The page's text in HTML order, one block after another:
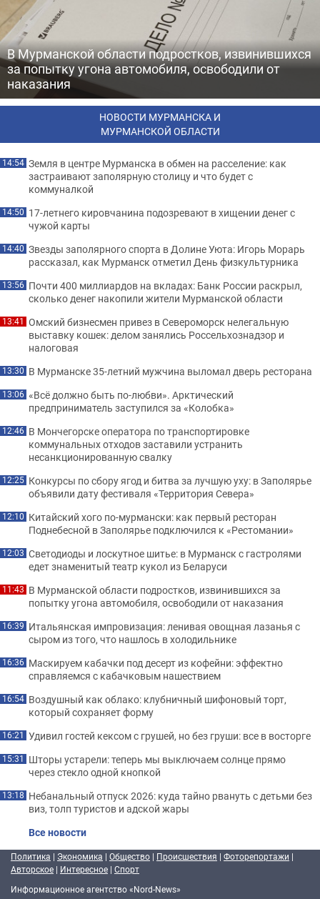
В Мурманской области подростков, извинившихся
за попытку угона автомобиля, освободили от
наказания
НОВОСТИ МУРМАНСКА И
МУРМАНСКОЙ ОБЛАСТИ
14:54 Земля в центре Мурманска в обмен на расселение: как
застраивают заполярную столицу и что будет с
коммуналкой
14:50 17-летнего кировчанина подозревают в хищении денег с
чужой карты
14:40 Звезды заполярного спорта в Долине Уюта: Игорь Морарь
рассказал, как Мурманск отметил День физкультурника
13:56 Почти 400 миллиардов на вкладах: Банк России раскрыл,
сколько денег накопили жители Мурманской области
13:41 Омский бизнесмен привез в Североморск нелегальную
выставку кошек: делом занялись Россельхознадзор и
налоговая
13:30 В Мурманске 35-летний мужчина выломал дверь ресторана
13:06 «Всё должно быть по-любви». Арктический
предприниматель заступился за «Колобка»
12:46 В Мончегорске оператора по транспортировке
коммунальных отходов заставили устранить
несанкционированную свалку
12:25 Конкурсы по сбору ягод и битва за лучшую уху: в Заполярье
объявили дату фестиваля «Территория Севера»
12:10 Китайский хого по-мурмански: как первый ресторан
Поднебесной в Заполярье подключился к «Рестомании»
12:03 Светодиоды и лоскутное шитье: в Мурманск с гастролями
едет знаменитый театр кукол из Беларуси
11:43 В Мурманской области подростков, извинившихся за
попытку угона автомобиля, освободили от наказания
16:39 Итальянская импровизация: ленивая овощная лазанья с
сыром из того, что нашлось в холодильнике
16:36 Маскируем кабачки под десерт из кофейни: эффектно
справляемся с кабачковым нашествием
16:54 Воздушный как облако: клубничный шифоновый торт,
который сохраняет форму
16:21 Удивил гостей кексом с грушей, но без груши: все в восторге
15:31 Шторы устарели: теперь мы выключаем солнце прямо
через стекло одной кнопкой
13:18 Небанальный отпуск 2026: куда тайно рвануть с детьми без
виз, толп туристов и адской жары
Все новости
Политика | Экономика | Общество | Происшествия | Фоторепортажи |
Авторское | Интересное | Спорт
Информационное агентство «Nord-News»